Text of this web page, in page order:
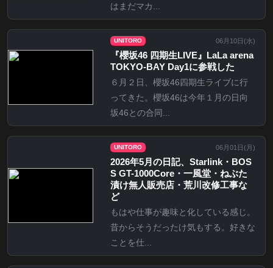
はまだマカ...
UNITORO 06月10日(水)
『櫻坂46 四期生LIVE』LaLa arena
TOKYO-BAY Day1に参戦した
６月２日、櫻坂46四期生ライブに行
ってきた。櫻坂46は今年１月の日向
坂46との合同...
UNITORO 06月01日( 月)
2026年5月の日記、Starlink・BOS
S GT-1000Core・一風堂・ねぶた
漬け無人販売店・荒川改修工事な
ど
もはや仕事が趣味と化している感じ。
昔からそうだったけ気もする。好きな
ことを仕...